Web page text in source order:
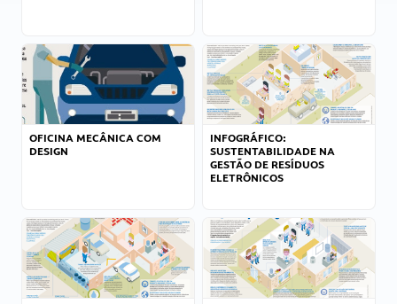
OFICINA MECÂNICA COM
DESIGN
INFOGRÁFICO:
SUSTENTABILIDADE NA
GESTÃO DE RESÍDUOS
ELETRÔNICOS